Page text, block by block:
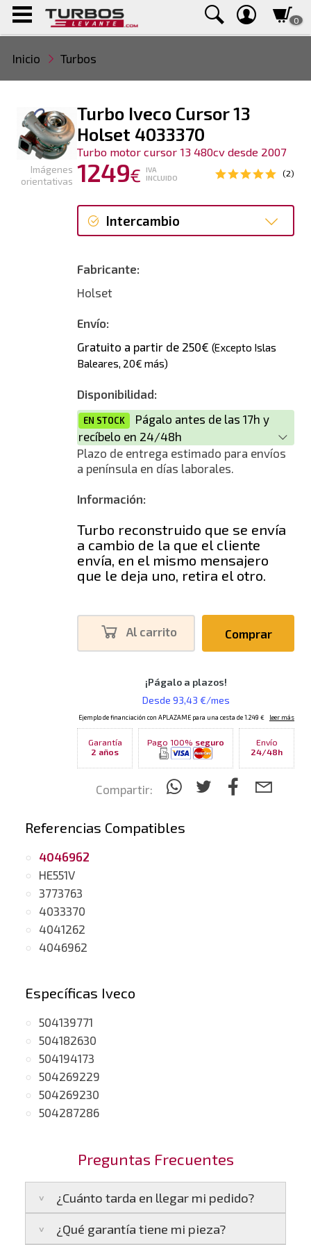
0
Inicio Turbos
Turbo Iveco Cursor 13
Holset 4033370
Turbo motor cursor 13 480cv desde 2007
1249€
IVA
INCLUIDO
(2)
Intercambio
Fabricante:
Holset
Envío:
Gratuito a partir de 250€ (Excepto Islas
Baleares, 20€ más)
Disponibilidad:
EN STOCK
Págalo antes de las 17h y
recíbelo en 24/48h
Plazo de entrega estimado para envíos
a península en días laborales.
Información:
Turbo reconstruido que se envía
a cambio de la que el cliente
envía, en el mismo mensajero
que le deja uno, retira el otro.
Al carrito Comprar
Garantía
2 años
Pago 100% seguro
Envío
24/48h
Compartir:
Imágenes
orientativas
Referencias Compatibles
4046962
HE551V
3773763
4033370
4041262
4046962
Específicas Iveco
504139771
504182630
504194173
504269229
504269230
504287286
Preguntas Frecuentes
¿Cuánto tarda en llegar mi pedido?
Península:Entregamos en un plazo estimado
¿Qué garantía tiene mi pieza?